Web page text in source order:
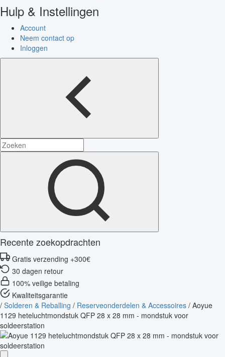
Hulp & Instellingen
Account
Neem contact op
Inloggen
Recente zoekopdrachten
Gratis verzending +300€
30 dagen retour
100% veilige betaling
Kwaliteitsgarantie
/ Solderen & Reballing / Reserveonderdelen & Accessoires / Aoyue
1129 heteluchtmondstuk QFP 28 x 28 mm - mondstuk voor
soldeerstation